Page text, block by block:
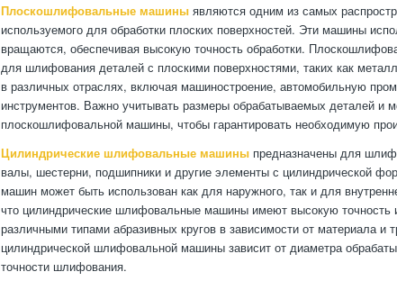
Плоскошлифовальные машины являются одним из самых
используемого для обработки плоских поверхностей. Эти машины
вращаются, обеспечивая высокую точность обработки.
для шлифования деталей с плоскими поверхностями, таких как
в различных отраслях, включая машиностроение, автомобильную
инструментов. Важно учитывать размеры обрабатываемых деталей и
плоскошлифовальной машины, чтобы гарантировать необходимую
Цилиндрические шлифовальные машины предназначены для
валы, шестерни, подшипники и другие элементы с цилиндрической
машин может быть использован как для наружного, так и для
что цилиндрические шлифовальные машины имеют высокую точность
различными типами абразивных кругов в зависимости от материала и
цилиндрической шлифовальной машины зависит от диаметра
точности шлифования.